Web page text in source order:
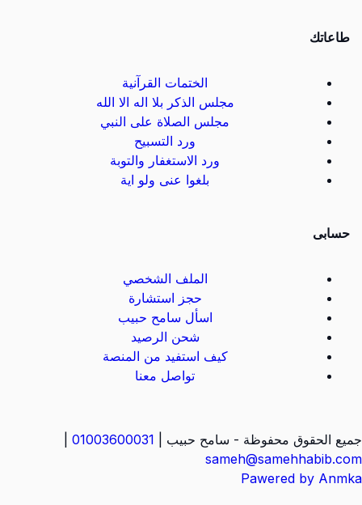
طاعاتك
الختمات القرآنية
مجلس الذكر بلا اله الا الله
مجلس الصلاة على النبي
ورد التسبيح
ورد الاستغفار والتوبة
بلغوا عنى ولو اية
حسابى
الملف الشخصي
حجز استشارة
اسأل سامح حبيب
شحن الرصيد
كيف استفيد من المنصة
تواصل معنا
جميع الحقوق محفوظة - سامح حبيب | 01003600031
sameh@samehhabib.com
Pawered by Anmka